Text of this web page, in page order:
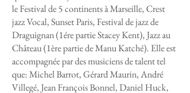
le Festival de 5 continents à Marseille, Crest
jazz Vocal, Sunset Paris, Festival de jazz de
Draguignan (1ére partie Stacey Kent), Jazz au
Château (1ère partie de Manu Katché). Elle est
accompagnée par des musiciens de talent tel
que: Michel Barrot, Gérard Maurin, André
Villegé, Jean François Bonnel, Daniel Huck,